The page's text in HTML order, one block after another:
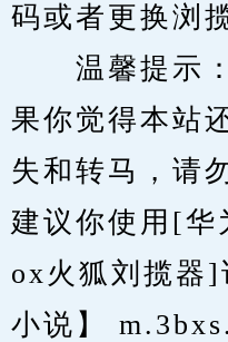
码或者更换浏
温馨提示：
果你觉得本站
失和转马，请
建议你使用[
ox火狐刘揽器]
小说】